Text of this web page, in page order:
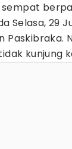
sempat
Selasa, 29
Paskibraka.
kunjung